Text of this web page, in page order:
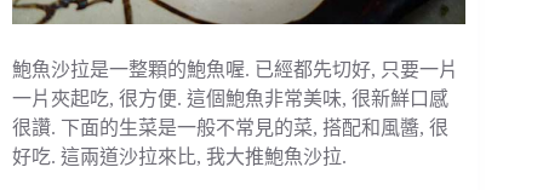
鮑魚沙拉是一整顆的鮑魚喔. 已經都先切好, 只要一片
一片夾起吃, 很方便. 這個鮑魚非常美味, 很新鮮口感
很讚. 下面的生菜是一般不常見的菜, 搭配和風醬, 很
好吃. 這兩道沙拉來比, 我大推鮑魚沙拉.